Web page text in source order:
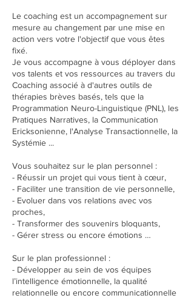
Le coaching est un accompagnement sur
mesure au changement par une mise en
action vers votre l'objectif que vous êtes
fixé.
Je vous accompagne à vous déployer dans
vos talents et vos ressources au travers du
Coaching associé à d'autres outils de
thérapies brèves basés, tels que la
Programmation Neuro-Linguistique (PNL), les
Pratiques Narratives, la Communication
Ericksonienne, l'Analyse Transactionnelle, la
Systémie ...
Vous souhaitez sur le plan personnel :
- Réussir un projet qui vous tient à cœur,
- Faciliter une transition de vie personnelle,
- Evoluer dans vos relations avec vos
proches,
- Transformer des souvenirs bloquants,
- Gérer stress ou encore émotions …
Sur le plan professionnel :
- Développer au sein de vos équipes
l’intelligence émotionnelle, la qualité
relationnelle ou encore communicationnelle